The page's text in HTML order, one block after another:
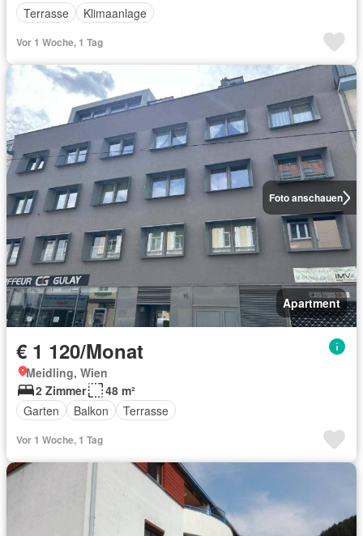
Terrasse
Klimaanlage
Vor 1 Woche, 1 Tag
Foto anschauen
Apartment
€ 1 120/Monat
Meidling, Wien
2 Zimmer
48 m²
Garten
Balkon Terrasse
Vor 1 Woche, 1 Tag